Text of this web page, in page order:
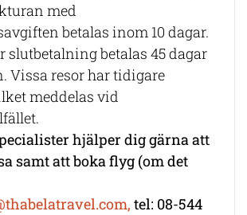
med
betalas inom 10 dagar.
slutbetalning betalas 45 dagar
Vissa resor har tidigare
meddelas vid
hjälper dig gärna att
samt att boka flyg (om det
tel: 08-544